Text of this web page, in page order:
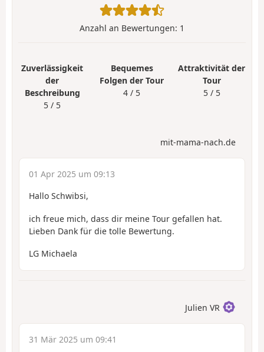
Anzahl an Bewertungen: 1
Zuverlässigkeit
der
Beschreibung
5 / 5
Bequemes
Folgen der Tour
4 / 5
Attraktivität der
Tour
5 / 5
mit-mama-nach.de
01 Apr 2025 um 09:13
Hallo Schwibsi,
ich freue mich, dass dir meine Tour gefallen hat.
Lieben Dank für die tolle Bewertung.
LG Michaela
Julien VR
31 Mär 2025 um 09:41